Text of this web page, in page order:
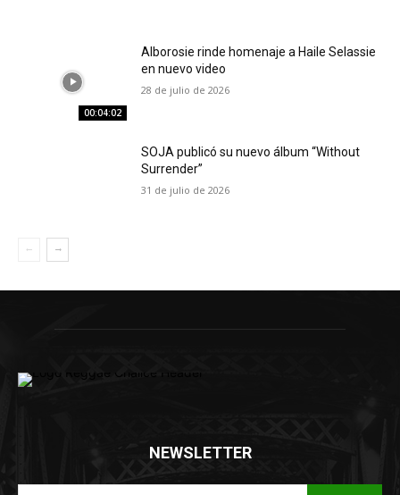
00:04:02
Alborosie rinde homenaje a Haile Selassie
en nuevo video
28 de julio de 2026
SOJA publicó su nuevo álbum “Without
Surrender”
31 de julio de 2026
NEWSLETTER